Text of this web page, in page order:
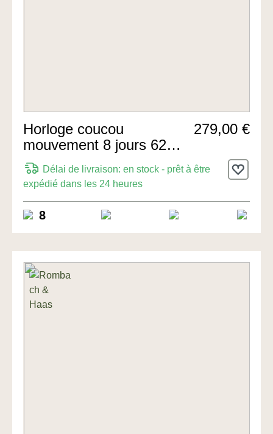
Horloge coucou
mouvement 8 jours 62cm
de Hermle Uhren
279,00 €
Délai de livraison: en stock - prêt à être
expédié dans les 24 heures
8